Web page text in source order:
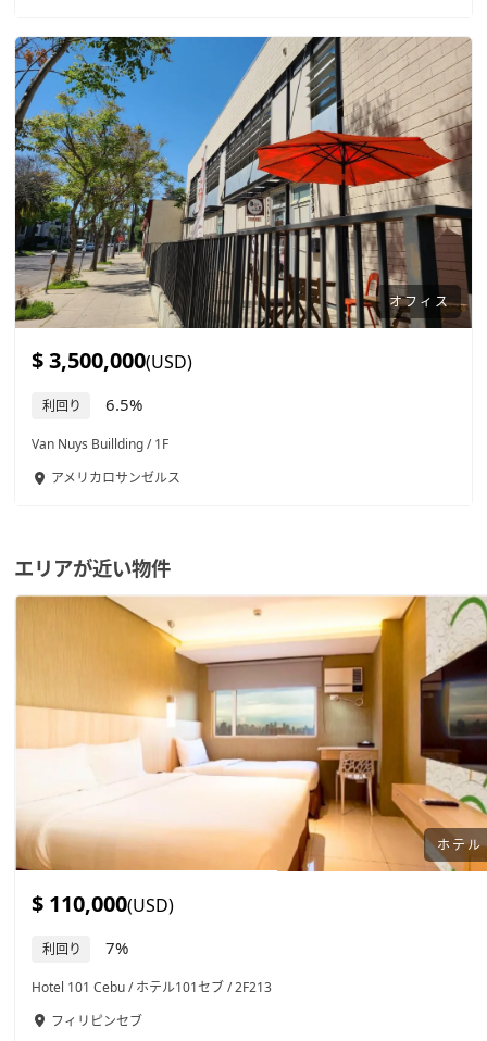
オフィス
$ 3,500,000(USD)
利回り 6.5%
Van Nuys Buillding / 1F
アメリカロサンゼルス
エリアが近い物件
ホテル
$ 110,000(USD)
利回り 7%
Hotel 101 Cebu / ホテル101セブ / 2F213
フィリピンセブ